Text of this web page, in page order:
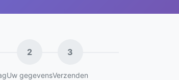
2
Uw gegevens
3
Verzenden